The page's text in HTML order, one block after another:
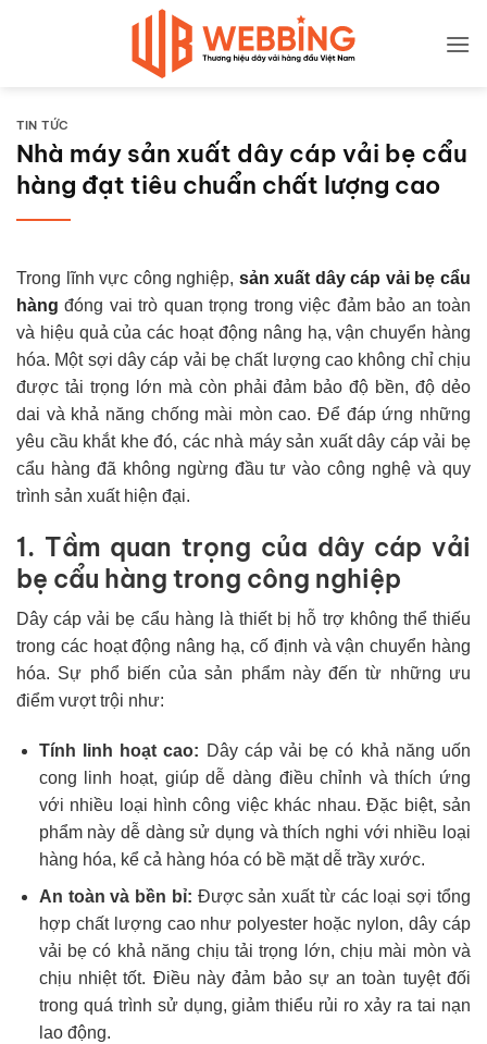
TIN TỨC
Nhà máy sản xuất dây cáp vải bẹ cẩu
hàng đạt tiêu chuẩn chất lượng cao
Trong lĩnh vực công nghiệp, sản xuất dây cáp vải bẹ cẩu
hàng đóng vai trò quan trọng trong việc đảm bảo an toàn
và hiệu quả của các hoạt động nâng hạ, vận chuyển hàng
hóa. Một sợi dây cáp vải bẹ chất lượng cao không chỉ chịu
được tải trọng lớn mà còn phải đảm bảo độ bền, độ dẻo
dai và khả năng chống mài mòn cao. Để đáp ứng những
yêu cầu khắt khe đó, các nhà máy sản xuất dây cáp vải bẹ
cẩu hàng đã không ngừng đầu tư vào công nghệ và quy
trình sản xuất hiện đại.
1. Tầm quan trọng của dây cáp vải
bẹ cẩu hàng trong công nghiệp
Dây cáp vải bẹ cẩu hàng là thiết bị hỗ trợ không thể thiếu
trong các hoạt động nâng hạ, cố định và vận chuyển hàng
hóa. Sự phổ biến của sản phẩm này đến từ những ưu
điểm vượt trội như:
Tính linh hoạt cao: Dây cáp vải bẹ có khả năng uốn
cong linh hoạt, giúp dễ dàng điều chỉnh và thích ứng
với nhiều loại hình công việc khác nhau. Đặc biệt, sản
phẩm này dễ dàng sử dụng và thích nghi với nhiều loại
hàng hóa, kể cả hàng hóa có bề mặt dễ trầy xước.
An toàn và bền bỉ: Được sản xuất từ các loại sợi tổng
hợp chất lượng cao như polyester hoặc nylon, dây cáp
vải bẹ có khả năng chịu tải trọng lớn, chịu mài mòn và
chịu nhiệt tốt. Điều này đảm bảo sự an toàn tuyệt đối
trong quá trình sử dụng, giảm thiểu rủi ro xảy ra tai nạn
lao động.